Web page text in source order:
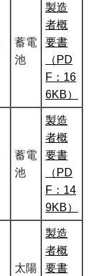
蓄電
池
製造
者概
要書
（PD
F：16
6KB）
蓄電
池
製造
者概
要書
（PD
F：14
9KB）
太陽
製造
者概
要書